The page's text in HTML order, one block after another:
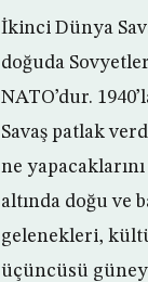
İkinci Dünya
doğuda
NATO’dur.
Savaş patlak
ne
altında doğu ve
gelenekleri,
üçüncüsü